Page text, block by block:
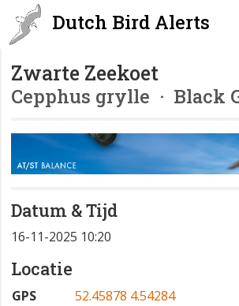
Dutch Bird Alerts
Zwarte Zeekoet
Cepphus grylle · Black
Datum & Tijd
16-11-2025 10:20
Locatie
GPS
52.45878 4.54284